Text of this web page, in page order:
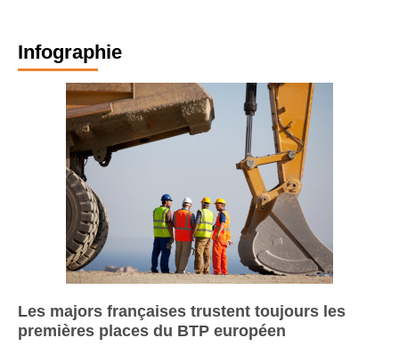
Infographie
Les majors françaises trustent toujours les
premières places du BTP européen